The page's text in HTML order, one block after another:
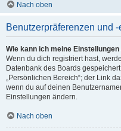
Nach oben
Benutzerpräferenzen und
Wie kann ich meine
Wenn du dich registriert hast,
Datenbank des Boards
„Persönlichen Bereich“; der Link
wenn du auf deinen
Einstellungen ändern.
Nach oben